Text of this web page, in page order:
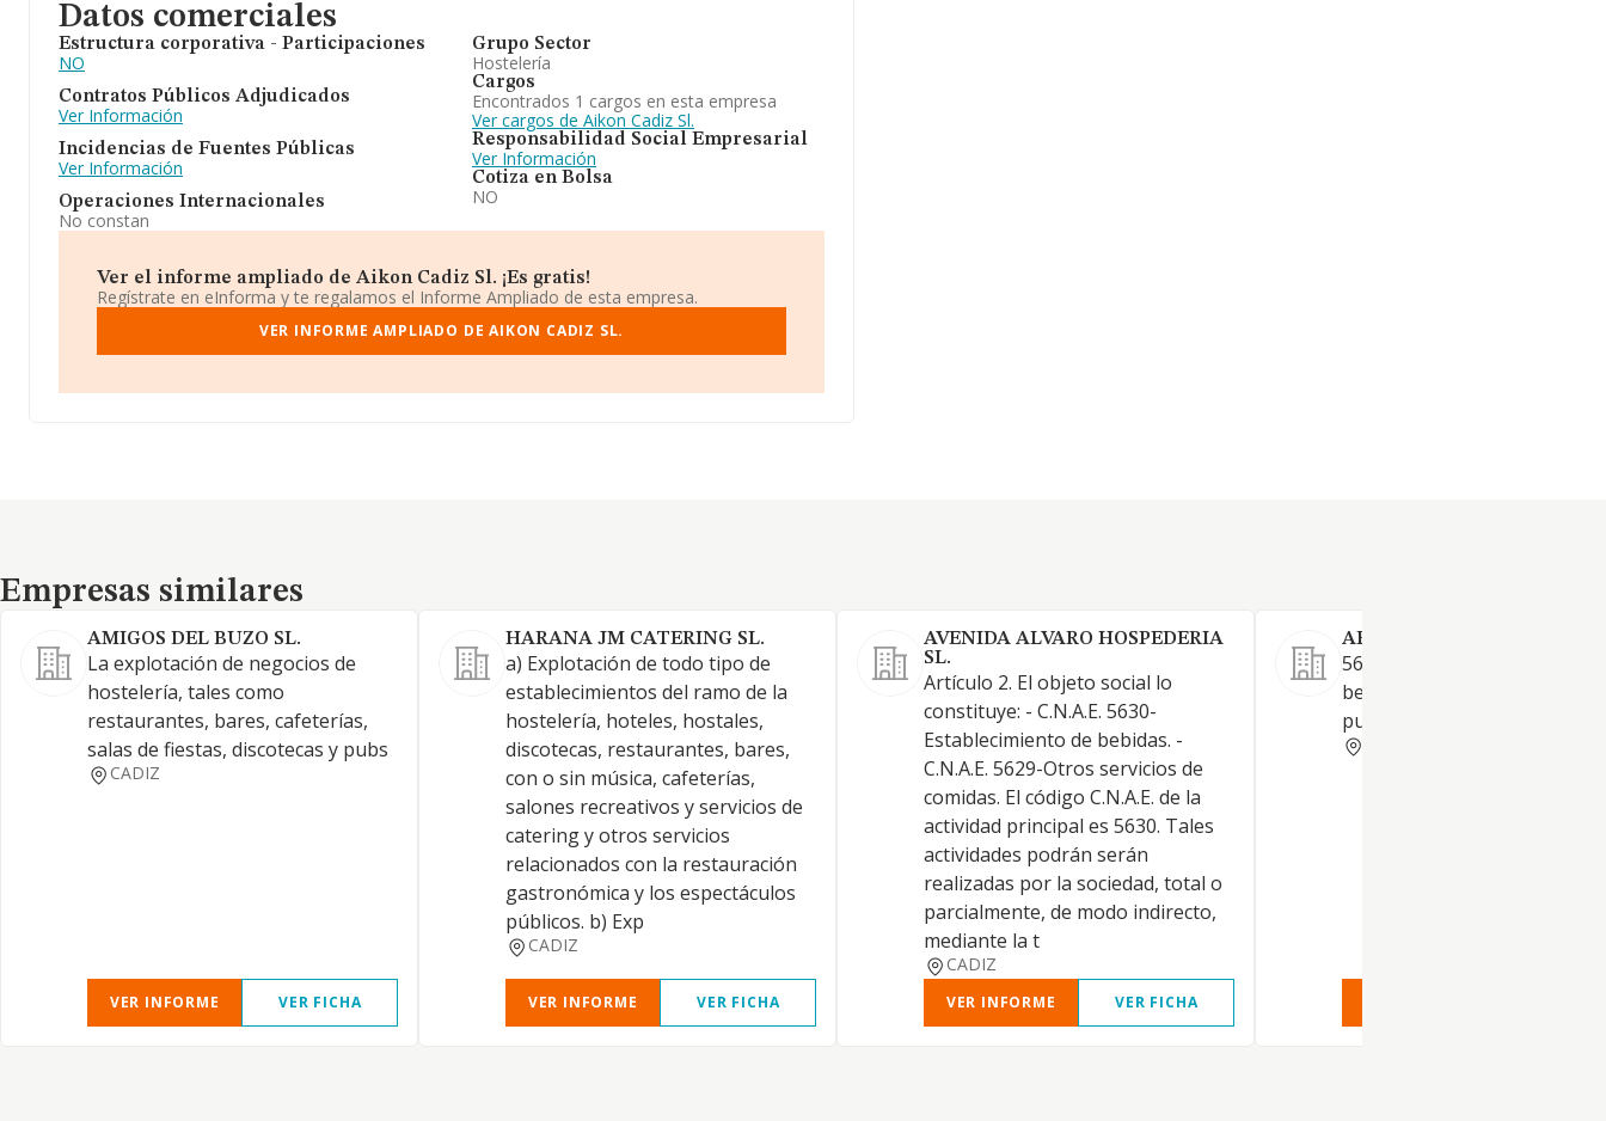
Datos comerciales
Estructura corporativa - Participaciones
NO
Contratos Públicos Adjudicados
Ver Información
Incidencias de Fuentes Públicas
Ver Información
Operaciones Internacionales
No constan
Grupo Sector
Hostelería
Cargos
Encontrados 1 cargos en esta empresa
Ver cargos de Aikon Cadiz Sl.
Responsabilidad Social Empresarial
Ver Información
Cotiza en Bolsa
NO
Ver el informe ampliado de Aikon Cadiz Sl. ¡Es gratis!
Regístrate en eInforma y te regalamos el Informe Ampliado de esta empresa.
VER INFORME AMPLIADO DE AIKON CADIZ SL.
Empresas similares
Empresas similares
AMIGOS DEL BUZO SL.
La explotación de negocios de
hostelería, tales como
restaurantes, bares, cafeterías,
salas de fiestas, discotecas y pubs
CADIZ
VER INFORME VER FICHA
HARANA JM CATERING SL.
a) Explotación de todo tipo de
establecimientos del ramo de la
hostelería, hoteles, hostales,
discotecas, restaurantes, bares,
con o sin música, cafeterías,
salones recreativos y servicios de
catering y otros servicios
relacionados con la restauración
gastronómica y los espectáculos
públicos. b) Exp
CADIZ
VER INFORME VER FICHA
AVENIDA ALVARO HOSPEDERIA
SL.
Artículo 2. El objeto social lo
constituye: - C.N.A.E. 5630-
Establecimiento de bebidas. -
C.N.A.E. 5629-Otros servicios de
comidas. El código C.N.A.E. de la
actividad principal es 5630. Tales
actividades podrán serán
realizadas por la sociedad, total o
parcialmente, de modo indirecto,
mediante la t
CADIZ
VER INFORME VER FICHA
AFTERSOTOGRANDE SL.
5630 (P) - Establecimientos
bebidas 7311 - Agencias de
publicidad